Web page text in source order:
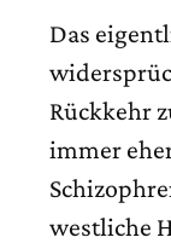
Das
Rückkehr
immer
westliche